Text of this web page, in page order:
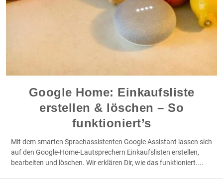
Google Home: Einkaufsliste
erstellen & löschen – So
funktioniert’s
Mit dem smarten Sprachassistenten Google Assistant lassen sich
auf den Google-Home-Lautsprechern Einkaufslisten erstellen,
bearbeiten und löschen. Wir erklären Dir, wie das funktioniert....